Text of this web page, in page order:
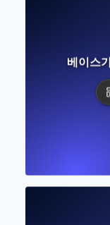
가? 데이터베이스